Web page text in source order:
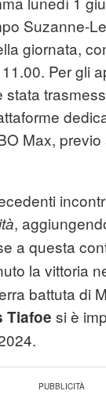
Suzanne-
giornata,
Per gli
stata
Max,
,
a questa
la vittoria
battuta di
Tiafoe si è